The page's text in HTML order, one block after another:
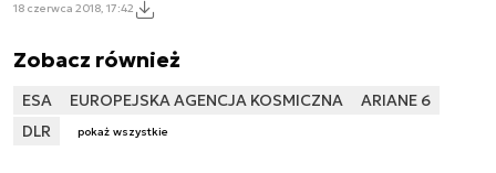
18 czerwca 2018, 17:42
Zobacz również
ESA EUROPEJSKA AGENCJA KOSMICZNA
ARIANE 6
DLR
pokaż wszystkie